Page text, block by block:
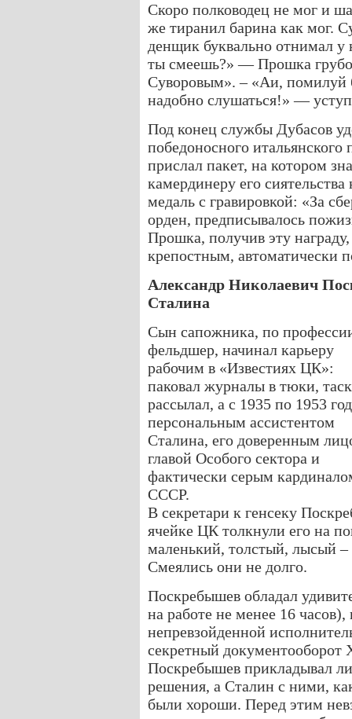
Скоро полководец не мог и
же тиранил барина как мог.
денщик буквально отнимал у
ты смеешь?» — Прошка
Суворовым». – «Аи, помилуй
надобно слушаться!» —
Под конец службы Дубасов
победоносного
прислал пакет, на котором
камердинеру его
медаль с гравировкой: «За
орден, предписывалось
Прошка, получив эту
крепостным, автоматически
Александр Николаевич
Сталина
Сын сапожника, по
фельдшер, начинал карьеру
рабочим в «Известиях ЦК»:
паковал журналы в тюки,
рассылал, а с 1935 по 1953
персональным ассистентом
Сталина, его доверенным
главой Особого сектора и
фактически серым
СССР.
В секретари к генсеку
ячейке ЦК толкнули его на
маленький, толстый, лысый –
Смеялись они не долго.
Поскребышев обладал
на работе не менее 16
непревзойденной
секретный
Поскребышев прикладывал
решения, а Сталин с ними,
были хороши. Перед этим